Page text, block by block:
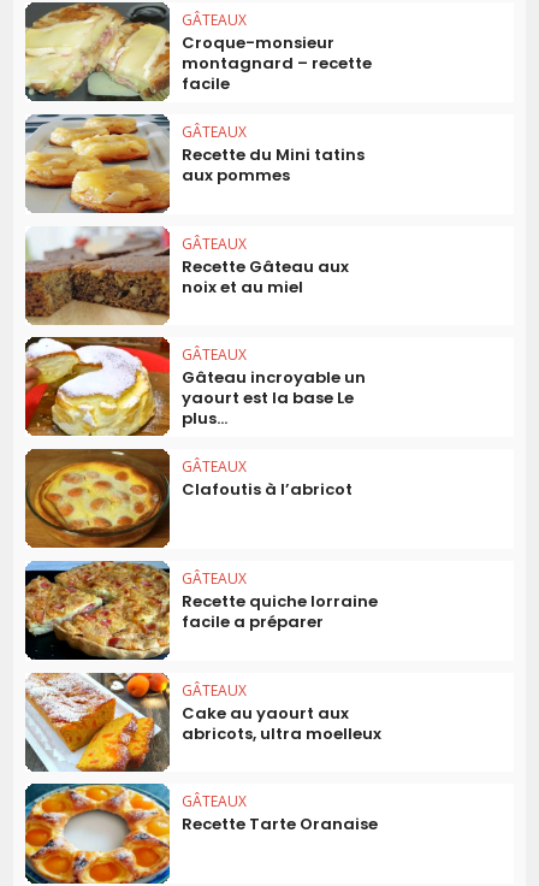
GÂTEAUX
Croque-monsieur
montagnard – recette
facile
GÂTEAUX
Recette du Mini tatins
aux pommes
GÂTEAUX
Recette Gâteau aux
noix et au miel
GÂTEAUX
Gâteau incroyable un
yaourt est la base Le
plus...
GÂTEAUX
Clafoutis à l’abricot
GÂTEAUX
Recette quiche lorraine
facile a préparer
GÂTEAUX
Cake au yaourt aux
abricots, ultra moelleux
GÂTEAUX
Recette Tarte Oranaise